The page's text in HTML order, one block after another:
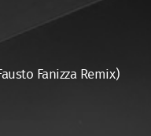
Fanizza Remix)